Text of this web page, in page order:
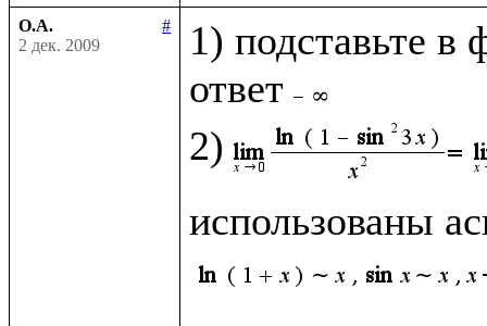
О.А.
#
2 дек. 2009
1) подставьте в
ответ
2)
использованы